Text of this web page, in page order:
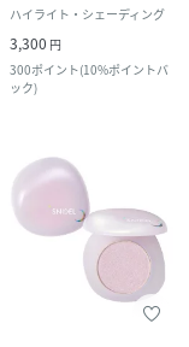
ハイライト・シェーディング
3,300 円
300ポイント(10%ポイントバ
ック)